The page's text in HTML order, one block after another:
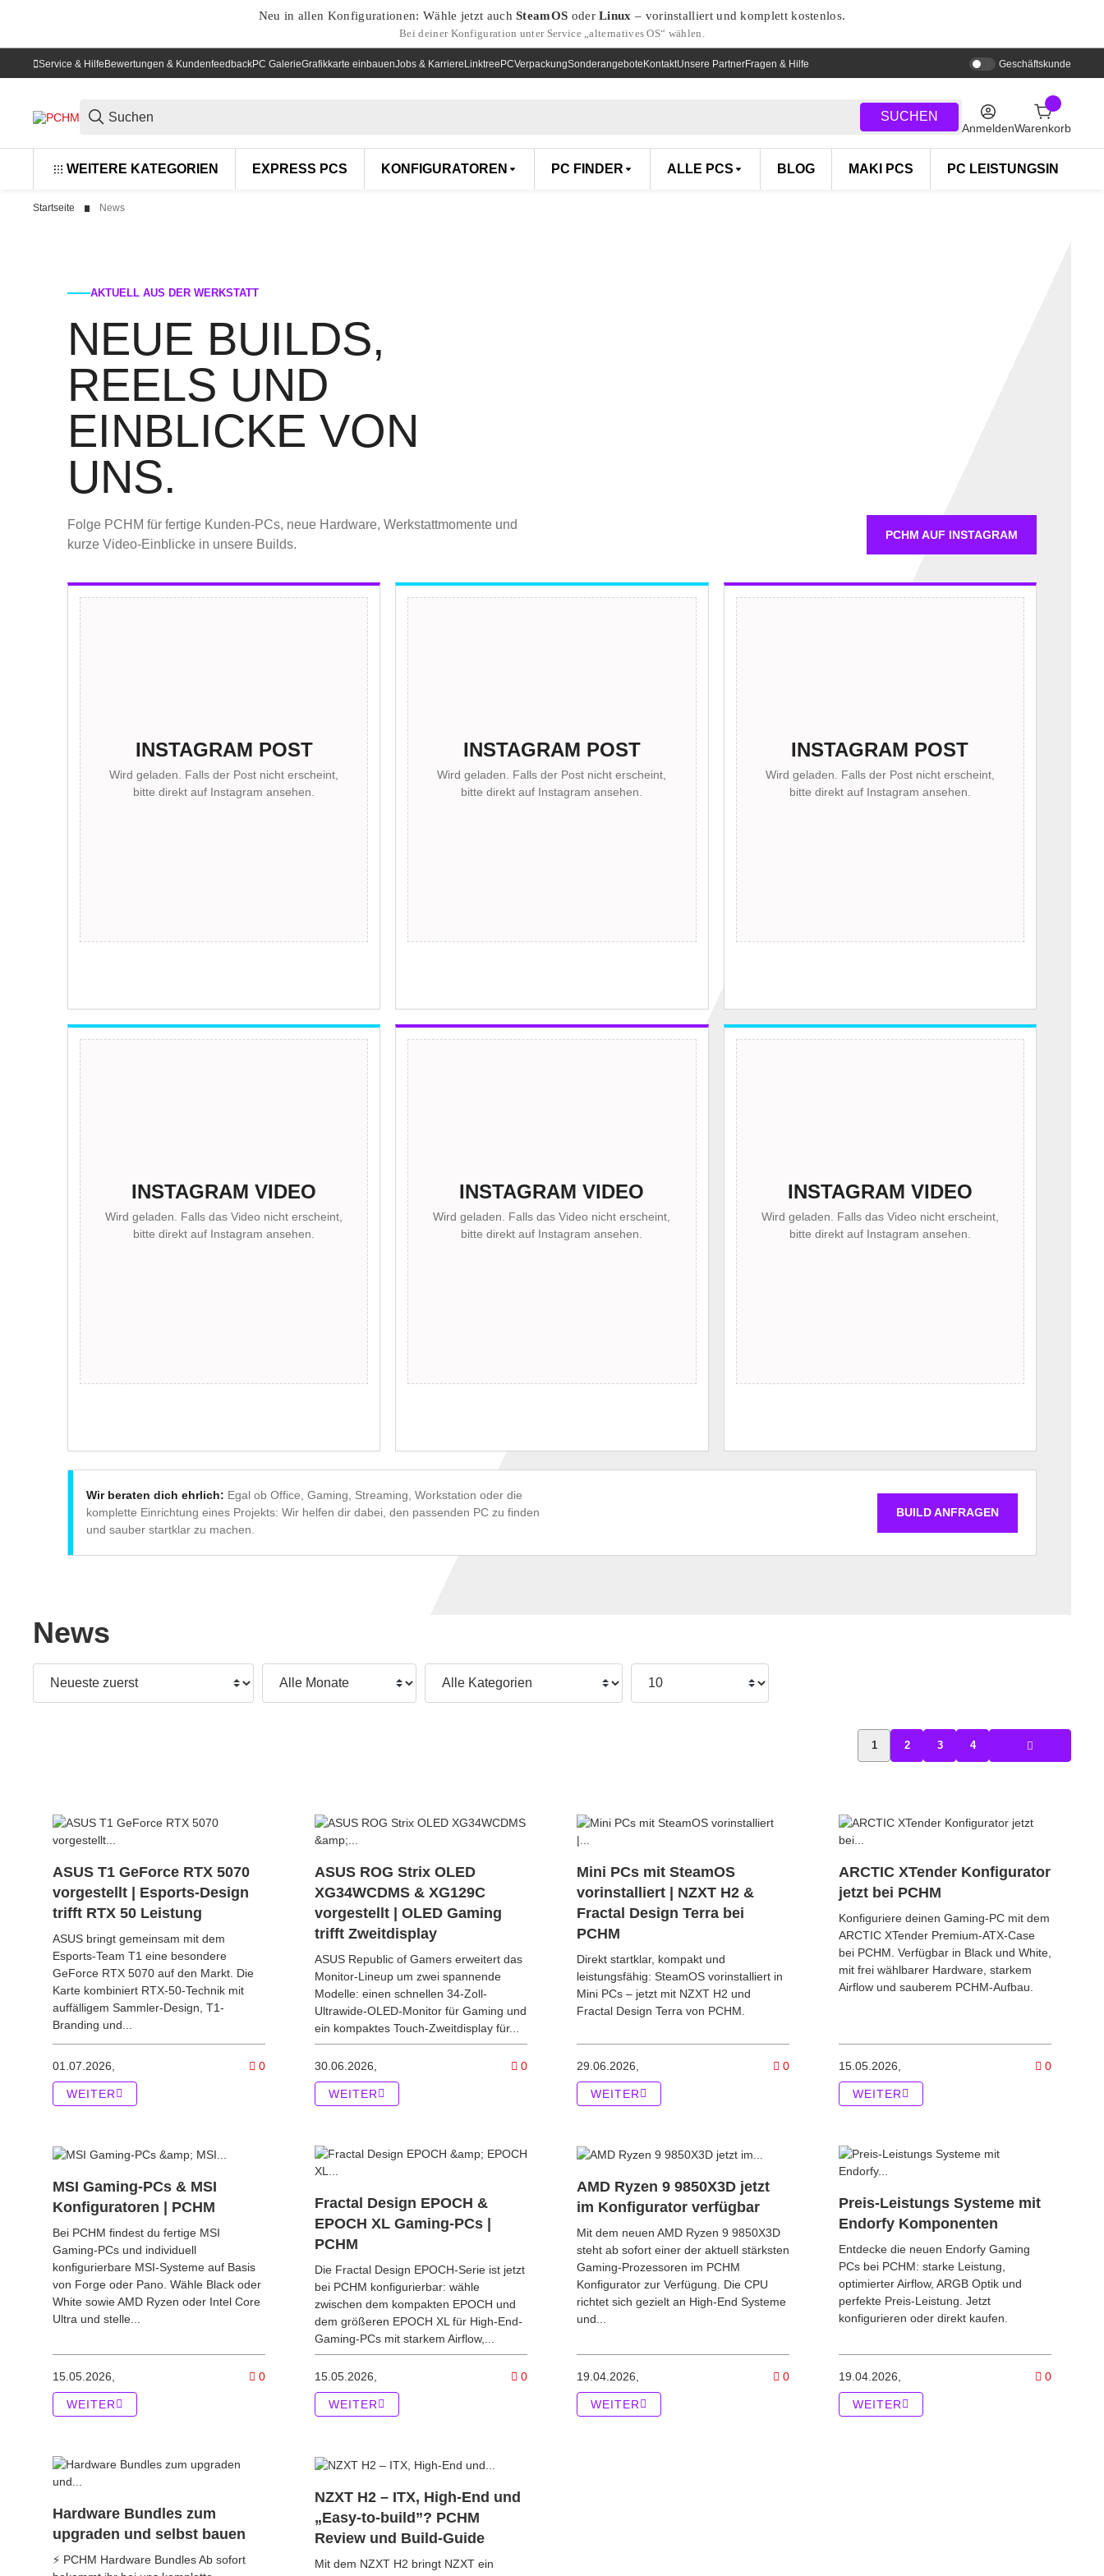
Neu in allen Konfigurationen: Wähle jetzt auchSteamOS oderLinux – vorinstalliert und komplett kostenlos.
Bei deiner Konfiguration unter Service „alternatives OS“ wählen.
Service & HilfeBewertungen & KundenfeedbackPC GalerieGrafikkarte einbauenJobs & KarriereLinktreePCVerpackungSonderangeboteKontaktUnsere PartnerFragen & Hilfe Geschäftskunde
SUCHEN
AnmeldenWarenkorb
WEITERE KATEGORIEN EXPRESS PCS KONFIGURATOREN PC FINDER ALLE PCS BLOG MAKI PCS PC LEISTUNGSINDEX
Startseite News
AKTUELL AUS DER WERKSTATT
NEUE BUILDS,
REELS UND
EINBLICKE VON
UNS.
Folge PCHM für fertige Kunden-PCs, neue Hardware, Werkstattmomente und
kurze Video-Einblicke in unsere Builds.
PCHM AUF INSTAGRAM
INSTAGRAM POST
Wird geladen. Falls der Post nicht erscheint,
bitte direkt auf Instagram ansehen.
INSTAGRAM POST
Wird geladen. Falls der Post nicht erscheint,
bitte direkt auf Instagram ansehen.
INSTAGRAM POST
Wird geladen. Falls der Post nicht erscheint,
bitte direkt auf Instagram ansehen.
INSTAGRAM VIDEO
Wird geladen. Falls das Video nicht erscheint,
bitte direkt auf Instagram ansehen.
INSTAGRAM VIDEO
Wird geladen. Falls das Video nicht erscheint,
bitte direkt auf Instagram ansehen.
INSTAGRAM VIDEO
Wird geladen. Falls das Video nicht erscheint,
bitte direkt auf Instagram ansehen.
Wir beraten dich ehrlich: Egal ob Office, Gaming, Streaming, Workstation oder die
komplette Einrichtung eines Projekts: Wir helfen dir dabei, den passenden PC zu finden
und sauber startklar zu machen.
BUILD ANFRAGEN
News
1 2 3 4
ASUS T1 GeForce RTX 5070
vorgestellt | Esports-Design
trifft RTX 50 Leistung
ASUS bringt gemeinsam mit dem
Esports-Team T1 eine besondere
GeForce RTX 5070 auf den Markt. Die
Karte kombiniert RTX-50-Technik mit
auffälligem Sammler-Design, T1-
Branding und...
01.07.2026, 0Kommentare zum Artikel ASUS T1 GeForce RTX 5070 vorgestellt | Esports-Design trifft RTX 50 Leistung
WEITER
ASUS ROG Strix OLED
XG34WCDMS & XG129C
vorgestellt | OLED Gaming
trifft Zweitdisplay
ASUS Republic of Gamers erweitert das
Monitor-Lineup um zwei spannende
Modelle: einen schnellen 34-Zoll-
Ultrawide-OLED-Monitor für Gaming und
ein kompaktes Touch-Zweitdisplay für...
30.06.2026, 0Kommentare zum Artikel ASUS ROG Strix OLED XG34WCDMS & XG129C vorgestellt | OLED Gaming trifft
WEITER
Mini PCs mit SteamOS
vorinstalliert | NZXT H2 &
Fractal Design Terra bei
PCHM
Direkt startklar, kompakt und
leistungsfähig: SteamOS vorinstalliert in
Mini PCs – jetzt mit NZXT H2 und
Fractal Design Terra von PCHM.
29.06.2026, 0Kommentare zum Artikel Mini PCs mit SteamOS
WEITER
ARCTIC XTender Konfigurator
jetzt bei PCHM
Konfiguriere deinen Gaming-PC mit dem
ARCTIC XTender Premium-ATX-Case
bei PCHM. Verfügbar in Black und White,
mit frei wählbarer Hardware, starkem
Airflow und sauberem PCHM-Aufbau.
15.05.2026, 0
WEITER
MSI Gaming-PCs & MSI
Konfiguratoren | PCHM
Bei PCHM findest du fertige MSI
Gaming-PCs und individuell
konfigurierbare MSI-Systeme auf Basis
von Forge oder Pano. Wähle Black oder
White sowie AMD Ryzen oder Intel Core
Ultra und stelle...
15.05.2026, 0Kommentare zum Artikel MSI Gaming-PCs & MSI Konfiguratoren | PCHM
WEITER
Fractal Design EPOCH &
EPOCH XL Gaming-PCs |
PCHM
Die Fractal Design EPOCH-Serie ist jetzt
bei PCHM konfigurierbar: wähle
zwischen dem kompakten EPOCH und
dem größeren EPOCH XL für High-End-
Gaming-PCs mit starkem Airflow,...
15.05.2026, 0Kommentare zum Artikel Fractal Design EPOCH & EPOCH XL Gaming-PCs | PCHM
WEITER
AMD Ryzen 9 9850X3D jetzt
im Konfigurator verfügbar
Mit dem neuen AMD Ryzen 9 9850X3D
steht ab sofort einer der aktuell stärksten
Gaming-Prozessoren im PCHM
Konfigurator zur Verfügung. Die CPU
richtet sich gezielt an High-End Systeme
und...
19.04.2026, 0Kommentare zum Artikel AMD Ryzen 9 9850X3D jetzt im
WEITER
Preis-Leistungs Systeme mit
Endorfy Komponenten
Entdecke die neuen Endorfy Gaming
PCs bei PCHM: starke Leistung,
optimierter Airflow, ARGB Optik und
perfekte Preis-Leistung. Jetzt
konfigurieren oder direkt kaufen.
19.04.2026, 0
WEITER
Hardware Bundles zum
upgraden und selbst bauen
⚡ PCHM Hardware Bundles Ab sofort
NZXT H2 – ITX, High-End und
„Easy-to-build”? PCHM
Review und Build-Guide
Mit dem NZXT H2 bringt NZXT ein